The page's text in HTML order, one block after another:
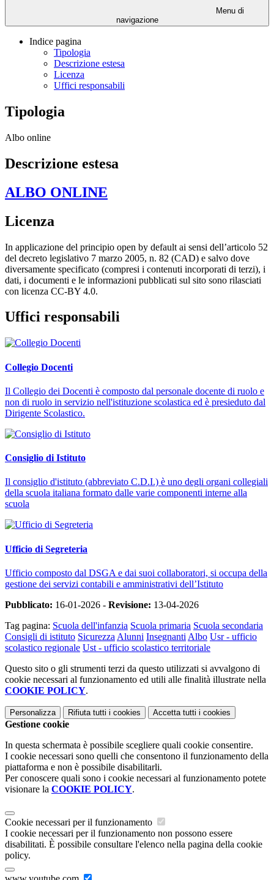
Menu di
navigazione
Indice pagina
Tipologia
Descrizione estesa
Licenza
Uffici responsabili
Tipologia
Albo online
Descrizione estesa
ALBO ONLINE
Licenza
In applicazione del principio open by default ai sensi dell’articolo 52
del decreto legislativo 7 marzo 2005, n. 82 (CAD) e salvo dove
diversamente specificato (compresi i contenuti incorporati di terzi), i
dati, i documenti e le informazioni pubblicati sul sito sono rilasciati
con licenza CC-BY 4.0.
Uffici responsabili
Collegio Docenti
Il Collegio dei Docenti è composto dal personale docente di ruolo e
non di ruolo in servizio nell'istituzione scolastica ed è presieduto dal
Dirigente Scolastico.
Consiglio di Istituto
Il consiglio d'istituto (abbreviato C.D.I.) è uno degli organi collegiali
della scuola italiana formato dalle varie componenti interne alla
scuola
Ufficio di Segreteria
Ufficio composto dal DSGA e dai suoi collaboratori, si occupa della
gestione dei servizi contabili e amministrativi dell’Istituto
Pubblicato: 16-01-2026 - Revisione: 13-04-2026
Tag pagina: Scuola dell'infanzia Scuola primaria Scuola secondaria
Consigli di istituto Sicurezza Alunni Insegnanti Albo Usr - ufficio
scolastico regionale Ust - ufficio scolastico territoriale
Questo sito o gli strumenti terzi da questo utilizzati si avvalgono di
cookie necessari al funzionamento ed utili alle finalità illustrate nella
COOKIE POLICY.
Personalizza Rifiuta tutti i cookies Accetta tutti i cookies
Gestione cookie
In questa schermata è possibile scegliere quali cookie consentire.
I cookie necessari sono quelli che consentono il funzionamento della
piattaforma e non è possibile disabilitarli.
Per conoscere quali sono i cookie necessari al funzionamento potete
visionare la COOKIE POLICY.
Cookie necessari per il funzionamento
I cookie necessari per il funzionamento non possono essere
disabilitati. È possibile consultare l'elenco nella pagina della cookie
policy.